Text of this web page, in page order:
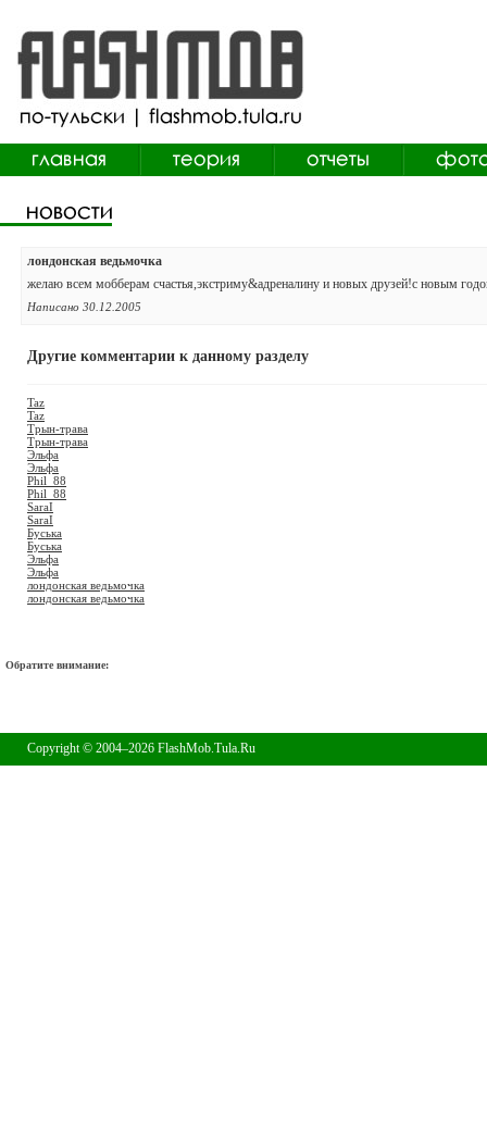
лондонская ведьмочка
желаю всем мобберам счастья,экстриму&адреналину и новых друзей!с новым
Написано 30.12.2005
Другие комментарии к данному разделу
Taz
Taz
Трын-трава
Трын-трава
Эльфа
Эльфа
Phil_88
Phil_88
SaraI
SaraI
Буська
Буська
Эльфа
Эльфа
лондонская ведьмочка
лондонская ведьмочка
Обратите внимание:
Copyright © 2004–2026 FlashMob.Tula.Ru